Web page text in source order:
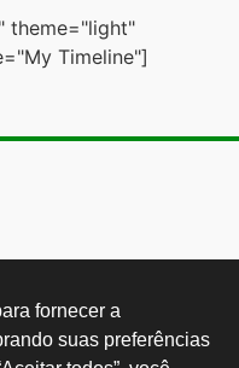
theme="light"
Timeline"]
fornecer a
suas preferências